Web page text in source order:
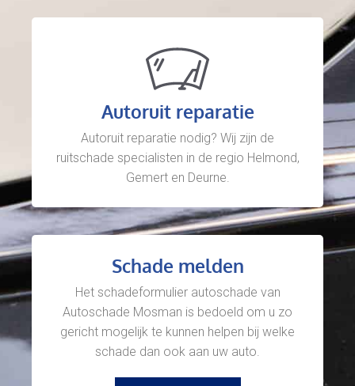
Autoruit reparatie
Autoruit reparatie nodig? Wij zijn de
ruitschade specialisten in de regio Helmond,
Gemert en Deurne.
Schade melden
Het schadeformulier autoschade van
Autoschade Mosman is bedoeld om u zo
gericht mogelijk te kunnen helpen bij welke
schade dan ook aan uw auto.